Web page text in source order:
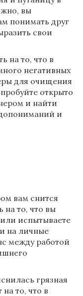
вы
понимать друг
свои
на то, что в
негативных
для очищения
открыто
и найти
и
вам снится
на то, что вы
испытываете
на личные
между работой
грязная
то, что в